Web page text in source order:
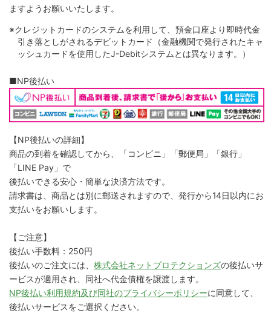
ますようお願いいたします。
※クレジットカードのシステムを利用して、預金口座より即時代金
引き落としがされるデビットカード（金融機関で発行されたキャ
ッシュカードを使用したJ-Debitシステムとは異なります。）
■NP後払い
【NP後払いの詳細】
商品の到着を確認してから、「コンビニ」「郵便局」「銀行」
「LINE Pay」で
後払いできる安心・簡単な決済方法です。
請求書は、商品とは別に郵送されますので、発行から14日以内にお
支払いをお願いします。
【ご注意】
後払い手数料：250円
後払いのご注文には、 株式会社ネットプロテクションズの後払いサ
ービスが適用され、同社へ代金債権を譲渡します。
NP後払い利用規約及び同社のプライバシーポリシーに同意して、
後払いサービスをご選択ください。